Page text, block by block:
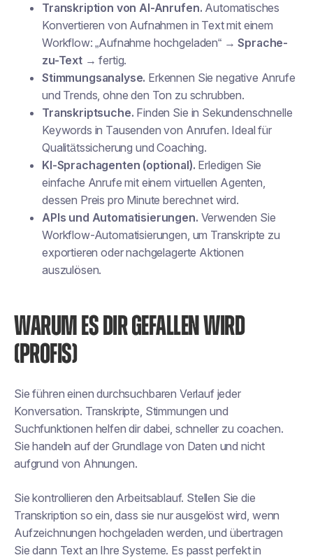
Transkription von AI-Anrufen. Automatisches
Konvertieren von Aufnahmen in Text mit einem
Workflow: „Aufnahme hochgeladen“ →Sprache-
zu-Text→ fertig.
Stimmungsanalyse. Erkennen Sie negative Anrufe
und Trends, ohne den Ton zu schrubben.
Transkriptsuche. Finden Sie in Sekundenschnelle
Keywords in Tausenden von Anrufen. Ideal für
Qualitätssicherung und Coaching.
KI-Sprachagenten (optional). Erledigen Sie
einfache Anrufe mit einem virtuellen Agenten,
dessen Preis pro Minute berechnet wird.
APIs und Automatisierungen. Verwenden Sie
Workflow-Automatisierungen, um Transkripte zu
exportieren oder nachgelagerte Aktionen
auszulösen.
WARUM ES DIR GEFALLEN WIRD
(PROFIS)
Sie führen einen durchsuchbaren Verlauf jeder
Konversation. Transkripte, Stimmungen und
Suchfunktionen helfen dir dabei, schneller zu coachen.
Sie handeln auf der Grundlage von Daten und nicht
aufgrund von Ahnungen.
Sie kontrollieren den Arbeitsablauf. Stellen Sie die
Transkription so ein, dass sie nur ausgelöst wird, wenn
Aufzeichnungen hochgeladen werden, und übertragen
Sie dann Text an Ihre Systeme. Es passt perfekt in